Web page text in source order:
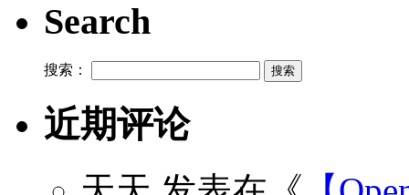
Search
搜索：
近期评论